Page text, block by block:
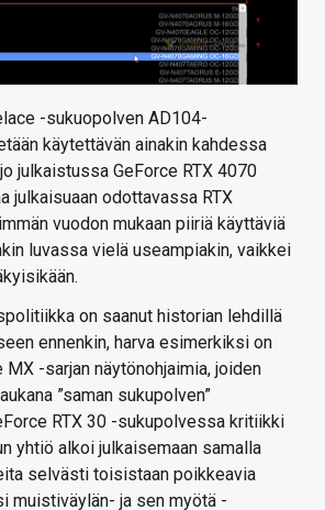
-sukuopolven AD104-
käytettävän ainakin kahdessa
julkaistussa GeForce RTX 4070
julkaisuaan odottavassa RTX
vuodon mukaan piiriä käyttäviä
luvassa vielä useampiakin, vaikkei
on saanut historian lehdillä
ennenkin, harva esimerkiksi on
MX -sarjan näytönohjaimia, joiden
”saman sukupolven”
RTX 30 -sukupolvessa kritiikki
yhtiö alkoi julkaisemaan samalla
selvästi toisistaan poikkeavia
muistiväylän- ja sen myötä -